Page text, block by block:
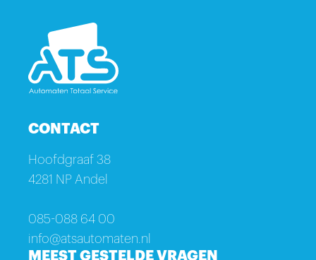
CONTACT
Hoofdgraaf 38
4281 NP Andel
085-088 64 00
info@atsautomaten.nl
MEEST GESTELDE VRAGEN